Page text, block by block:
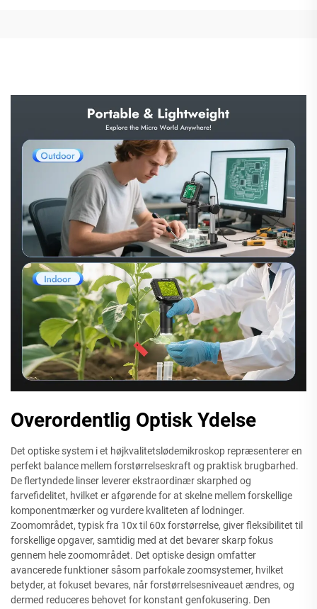
Overordentlig Optisk Ydelse
Det optiske system i et højkvalitetslødemikroskop repræsenterer en
perfekt balance mellem forstørrelseskraft og praktisk brugbarhed.
De flertyndede linser leverer ekstraordinær skarphed og
farvefidelitet, hvilket er afgørende for at skelne mellem forskellige
komponentmærker og vurdere kvaliteten af lodninger.
Zoomområdet, typisk fra 10x til 60x forstørrelse, giver fleksibilitet til
forskellige opgaver, samtidig med at det bevarer skarp fokus
gennem hele zoomområdet. Det optiske design omfatter
avancerede funktioner såsom parfokale zoomsystemer, hvilket
betyder, at fokuset bevares, når forstørrelsesniveauet ændres, og
dermed reduceres behovet for konstant genfokusering. Den